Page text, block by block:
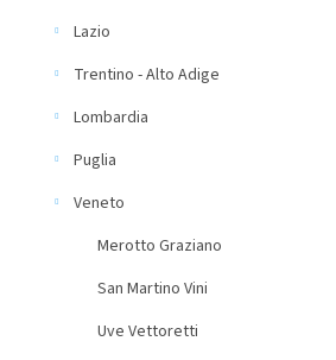
Lazio
Trentino - Alto Adige
Lombardia
Puglia
Veneto
Merotto Graziano
San Martino Vini
Uve Vettoretti